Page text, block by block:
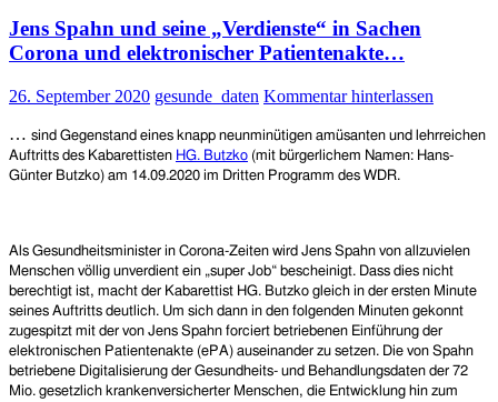
–
Fehlentwicklungen
im
Gesundheitswesen
beenden
korrigieren!
Jens Spahn und seine „Verdienste“ in Sachen
Corona und elektronischer Patientenakte…
26. September 2020 gesunde_daten Kommentar hinterlassen
… sind Gegenstand eines knapp neunminütigen amüsanten und lehrreichen
Auftritts des Kabarettisten HG. Butzko (mit bürgerlichem Namen: Hans-
Günter Butzko) am 14.09.2020 im Dritten Programm des WDR.
Als Gesundheitsminister in Corona-Zeiten wird Jens Spahn von allzuvielen
Menschen völlig unverdient ein „super Job“ bescheinigt. Dass dies nicht
berechtigt ist, macht der Kabarettist HG. Butzko gleich in der ersten Minute
seines Auftritts deutlich. Um sich dann in den folgenden Minuten gekonnt
zugespitzt mit der von Jens Spahn forciert betriebenen Einführung der
elektronischen Patientenakte (ePA) auseinander zu setzen. Die von Spahn
betriebene Digitalisierung der Gesundheits- und Behandlungsdaten der 72
Mio. gesetzlich krankenversicherter Menschen, die Entwicklung hin zum